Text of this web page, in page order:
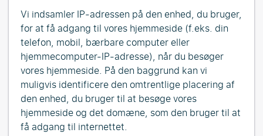
Vi indsamler IP-adressen på den enhed, du bruger,
for at få adgang til vores hjemmeside (f.eks. din
telefon, mobil, bærbare computer eller
hjemmecomputer-IP-adresse), når du besøger
vores hjemmeside. På den baggrund kan vi
muligvis identificere den omtrentlige placering af
den enhed, du bruger til at besøge vores
hjemmeside og det domæne, som den bruger til at
få adgang til internettet.